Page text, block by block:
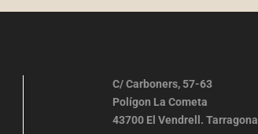
C/ Carboners, 57-63
Polígon La Cometa
43700 El Vendrell. Tarragona